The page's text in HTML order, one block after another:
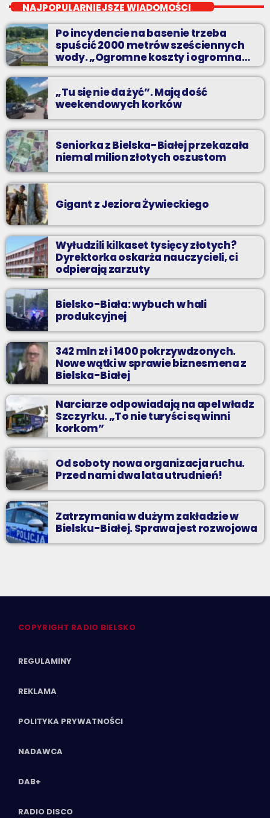
Z Kina Wzięte to audycja w której film występuje roli głównej.
NAJPOPULARNIEJSZE WIADOMOŚCI
Po incydencie na basenie trzeba
spuścić 2000 metrów sześciennych
wody. „Ogromne koszty i ogromna
praca”
„Tu się nie da żyć”. Mają dość
weekendowych korków
Seniorka z Bielska-Białej przekazała
niemal milion złotych oszustom
Gigant z Jeziora Żywieckiego
Wyłudzili kilkaset tysięcy złotych?
Dyrektorka oskarża nauczycieli, ci
odpierają zarzuty
Bielsko-Biała: wybuch w hali
produkcyjnej
342 mln zł i 1400 pokrzywdzonych.
Nowe wątki w sprawie biznesmena z
Bielska-Białej
Narciarze odpowiadają na apel władz
Szczyrku. „To nie turyści są winni
korkom”
Od soboty nowa organizacja ruchu.
Przed nami dwa lata utrudnień!
Zatrzymania w dużym zakładzie w
Bielsku-Białej. Sprawa jest rozwojowa
COPYRIGHT RADIO BIELSKO
REGULAMINY
REKLAMA
POLITYKA PRYWATNOŚCI
NADAWCA
DAB+
RADIO DISCO